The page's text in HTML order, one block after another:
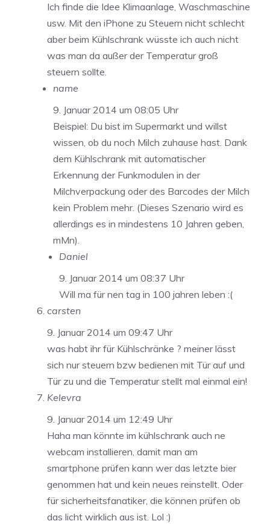
Ich finde die Idee Klimaanlage, Waschmaschine
usw. Mit den iPhone zu Steuern nicht schlecht
aber beim Kühlschrank wüsste ich auch nicht
was man da außer der Temperatur groß
steuern sollte.
name
9. Januar 2014 um 08:05 Uhr
Beispiel: Du bist im Supermarkt und willst
wissen, ob du noch Milch zuhause hast. Dank
dem Kühlschrank mit automatischer
Erkennung der Funkmodulen in der
Milchverpackung oder des Barcodes der Milch
kein Problem mehr. (Dieses Szenario wird es
allerdings es in mindestens 10 Jahren geben,
mMn).
Daniel
9. Januar 2014 um 08:37 Uhr
Will ma für nen tag in 100 jahren leben :(
carsten
9. Januar 2014 um 09:47 Uhr
was habt ihr für Kühlschränke ? meiner lässt
sich nur steuern bzw bedienen mit Tür auf und
Tür zu und die Temperatur stellt mal einmal ein!
Kelevra
9. Januar 2014 um 12:49 Uhr
Haha man könnte im kühlschrank auch ne
webcam installieren, damit man am
smartphone prüfen kann wer das letzte bier
genommen hat und kein neues reinstellt. Oder
für sicherheitsfanatiker, die können prüfen ob
das licht wirklich aus ist. Lol :)